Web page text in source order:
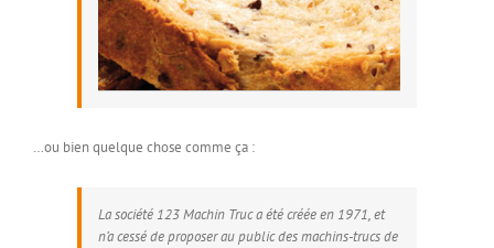
…ou bien quelque chose comme ça :
La société 123 Machin Truc a été créée en 1971, et
n’a cessé de proposer au public des machins-trucs de